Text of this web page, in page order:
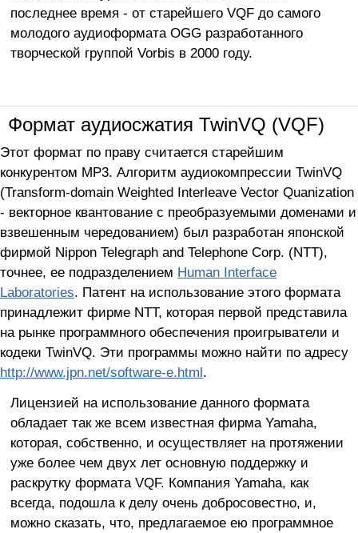
последнее время - от старейшего VQF до самого
молодого аудиоформата OGG разработанного
творческой группой Vorbis в 2000 году.
Формат аудиосжатия TwinVQ (VQF)
Этот формат по праву считается старейшим
конкурентом MP3. Алгоритм аудиокомпрессии TwinVQ
(Transform-domain Weighted Interleave Vector Quanization
- векторное квантование с преобразуемыми доменами и
взвешенным чередованием) был разработан японской
фирмой Nippon Telegraph and Telephone Corp. (NTT),
точнее, ее подразделением Human Interface
Laboratories. Патент на использование этого формата
принадлежит фирме NTT, которая первой представила
на рынке программного обеспечения проигрыватели и
кодеки TwinVQ. Эти программы можно найти по адресу
http://www.jpn.net/software-e.html.
Лицензией на использование данного формата
обладает так же всем известная фирма Yamaha,
которая, собственно, и осуществляет на протяжении
уже более чем двух лет основную поддержку и
раскрутку формата VQF. Компания Yamaha, как
всегда, подошла к делу очень добросовестно, и,
можно сказать, что, предлагаемое ею программное